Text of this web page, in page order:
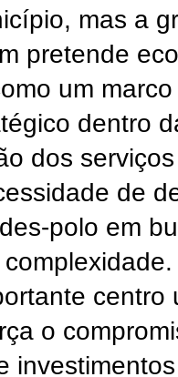
mas a
pretende
um
dentro
dos
de
polo em
centro
o